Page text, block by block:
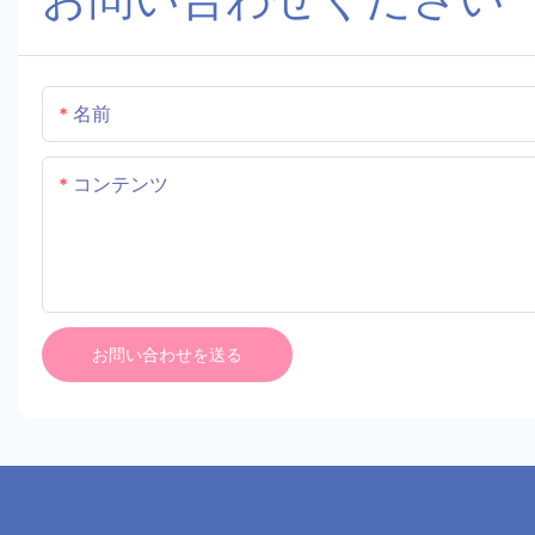
名前
コンテンツ
お問い合わせを送る